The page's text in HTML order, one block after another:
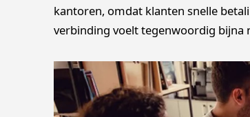
kantoren, omdat klanten snelle
verbinding voelt tegenwoordig